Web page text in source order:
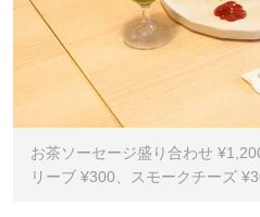
お茶ソーセージ盛り合わせ
リーブ ¥300、スモークチーズ